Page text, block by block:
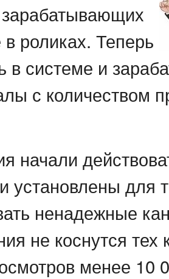
роликах. Теперь
в системе и
с количеством
начали
установлены для
ненадежные
не коснутся тех
менее 10